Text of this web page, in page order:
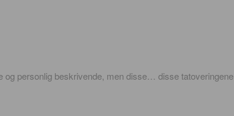
og personlig beskrivende, men disse… disse tatoveringene